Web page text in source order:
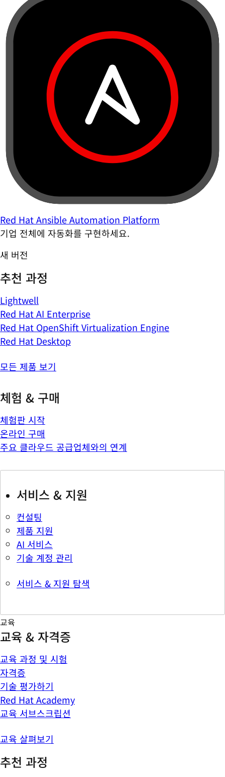
Red Hat Ansible Automation Platform
기업 전체에 자동화를 구현하세요.
새 버전
추천 과정
Lightwell
Red Hat AI Enterprise
Red Hat OpenShift Virtualization Engine
Red Hat Desktop
모든 제품 보기
체험 & 구매
체험판 시작
온라인 구매
주요 클라우드 공급업체와의 연계
서비스 & 지원
컨설팅
제품 지원
AI 서비스
기술 계정 관리
서비스 & 지원 탐색
교육
교육 & 자격증
교육 과정 및 시험
자격증
기술 평가하기
Red Hat Academy
교육 서브스크립션
교육 살펴보기
추천 과정